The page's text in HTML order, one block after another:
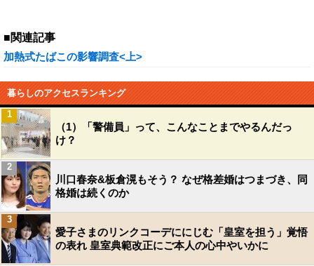
■関連記事
加熱式たばこの影響調査<上>
暮らしのアクセスランキング
（1）「警備員」って、こんなことまでやるんだっ
け？
1
川口春奈&板倉滉もそう？ なぜ格差婚はつまづき、同
格婚は続くのか
2
愛子さまのリンクコーデににじむ「皇室を担う」覚悟
の表れ 皇室典範改正にご本人の心中やいかに
3